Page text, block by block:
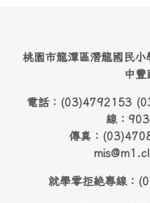
桃園市龍潭區潛龍國民
中
電話：
線：
傳真：
就學零拒絶專線：